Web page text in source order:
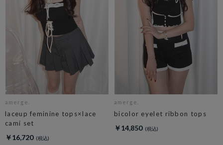
amerge.
laceup feminine tops×lace
cami set
￥16,720
amerge.
bicolor eyelet ribbon tops
￥14,850